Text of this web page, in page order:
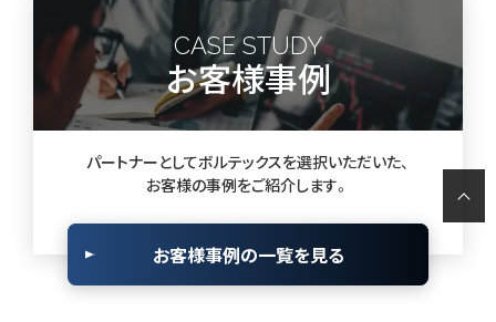
CASE STUDY
お客様事例
パートナーとしてボルテックスを選択いただいた、
お客様の事例をご紹介します。
お客様事例の一覧を見る